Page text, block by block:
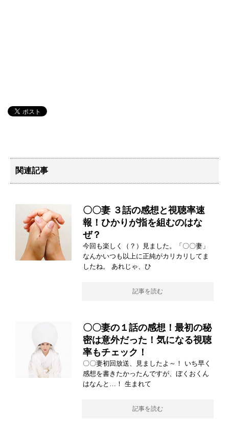
関連記事
〇〇妻 ３話の感想と視聴率速
報！ひかりが指を組むのはな
ぜ？
今回も楽しく（？）見ました。「〇〇妻」
なんかいつも以上に正純がカリカリしてま
したね。 あれじゃ、ひ
記事を読む
〇〇妻の１話の感想！最初の秘
密は意外だった！気になる視聴
率もチェック！
〇〇妻初回放送、見ましたよ～！ いち早く
感想を書きたかったんですが、ぼくおくん
はなんと…！ 生まれて
記事を読む